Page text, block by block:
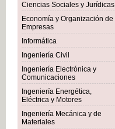
Ciencias Sociales y Jurídicas
Economía y Organización de
Empresas
Informática
Ingeniería Civil
Ingeniería Electrónica y
Comunicaciones
Ingeniería Energética,
Eléctrica y Motores
Ingeniería Mecánica y de
Materiales